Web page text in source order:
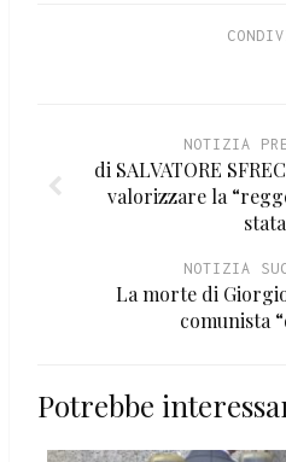
NOTIZIA
di SALVATORE
valorizzare la
NOTIZIA
La morte di
comunista
Potrebbe